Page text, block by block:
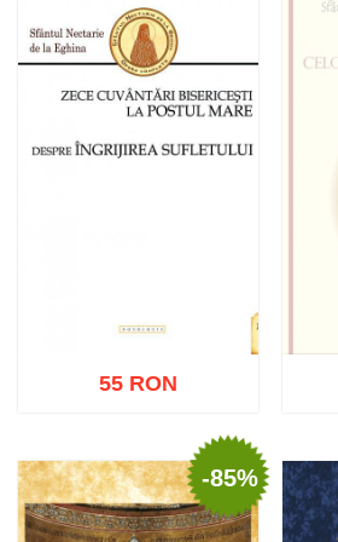
Adaugă în coș
Adaugă în coș Wishlist
55 RON
-85%